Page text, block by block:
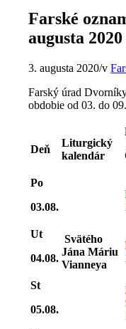
Farské
augusta 2020
3. augusta 2020/v
Farský úrad
obdobie od 03. do
Deň
Liturgický
kalendár
Po
03.08.
Ut
04.08.
Svätého
Jána Máriu
Vianneya
St
05.08.